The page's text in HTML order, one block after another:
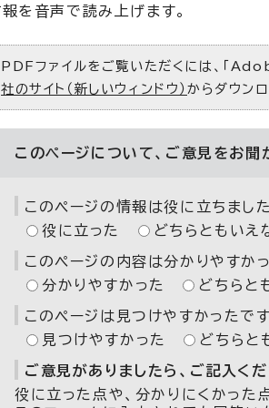
を音声で読み上げます。
PDFファイルをご覧いただくには、「
社のサイト（新しいウィンドウ） からダウンロ
このページについて、ご意見をお聞
このページの情報は役に立ちました
役に立った
どちらともいえ
このページの内容は分かりやすかっ
分かりやすかった
どちらと
このページは見つけやすかったです
見つけやすかった
どちらと
ご意見がありましたら、ご記入く
役に立った点や、分かりにくかった